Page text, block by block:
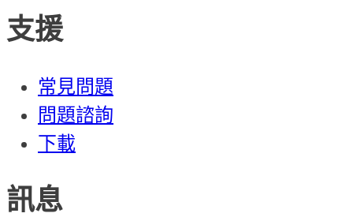
支援
常見問題
問題諮詢
下載
訊息